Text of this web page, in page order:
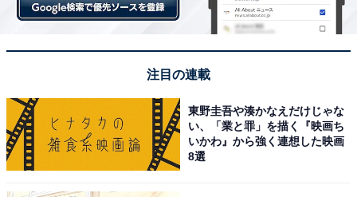
注目の連載
東野圭吾や湊かなえだけじゃな
い、「業と罪」を描く『映画ち
いかわ』から強く連想した映画
8選